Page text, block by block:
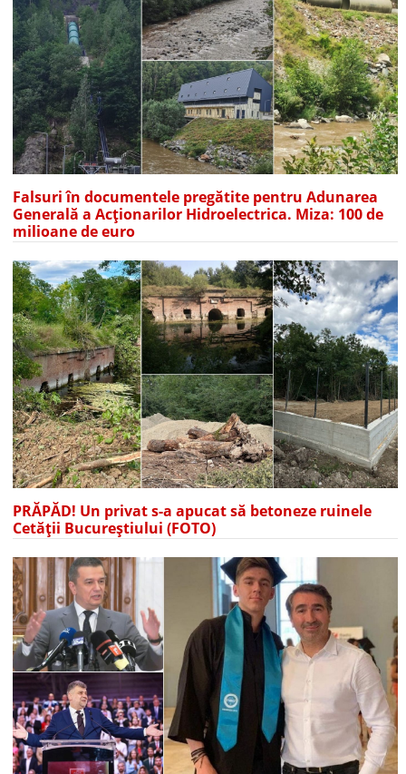
Falsuri în documentele pregătite pentru Adunarea
Generală a Acționarilor Hidroelectrica. Miza: 100 de
milioane de euro
PRĂPĂD! Un privat s-a apucat să betoneze ruinele
Cetății Bucureștiului (FOTO)